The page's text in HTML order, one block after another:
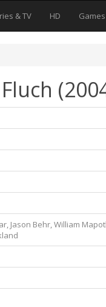
& TV HD Games
Jason Behr, William